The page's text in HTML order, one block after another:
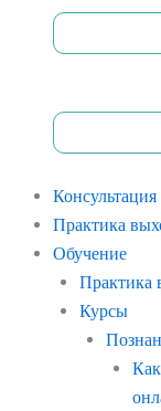
Консультация
Практика
Обучение
Практика
Курсы